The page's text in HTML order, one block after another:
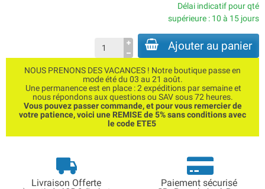
Délai indicatif pour qté
supérieure : 10 à 15 jours
Ajouter au panier
NOUS PRENONS DES VACANCES ! Notre boutique passe en
mode été du 03 au 21 août.
Une permanence est en place : 2 expéditions par semaine et
nous répondons aux questions ou SAV sous 72 heures.
Vous pouvez passer commande, et pour vous remercier de
votre patience, voici une REMISE de 5% sans conditions avec
le code ETE5
Livraison Offerte Paiement sécurisé